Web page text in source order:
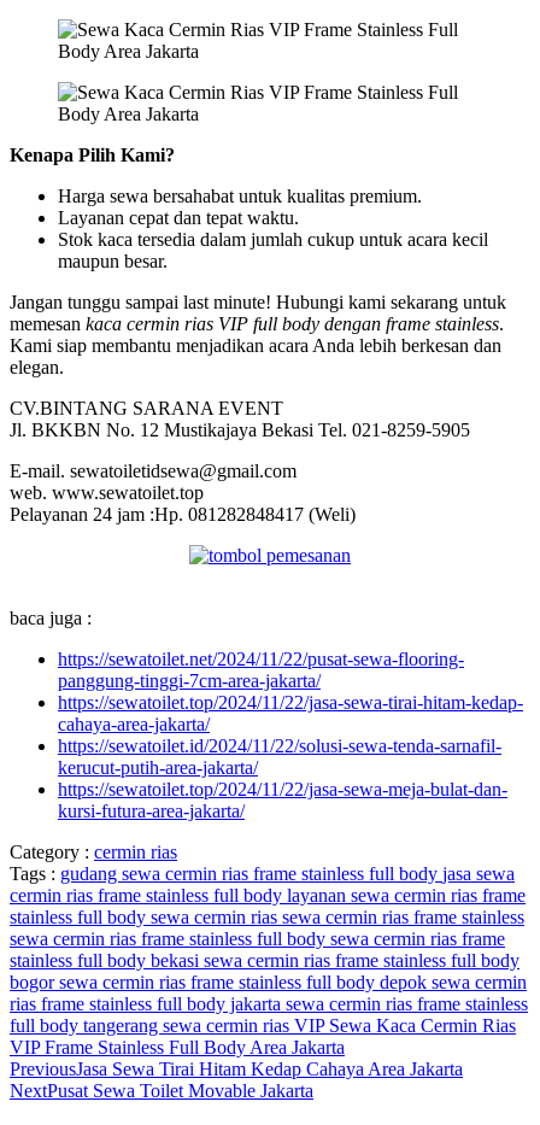
Kenapa Pilih Kami?
Harga sewa bersahabat untuk kualitas premium.
Layanan cepat dan tepat waktu.
Stok kaca tersedia dalam jumlah cukup untuk acara kecil
maupun besar.
Jangan tunggu sampai last minute! Hubungi kami sekarang untuk
memesan kaca cermin rias VIP full body dengan frame stainless.
Kami siap membantu menjadikan acara Anda lebih berkesan dan
elegan.
CV.BINTANG SARANA EVENT
Jl. BKKBN No. 12 Mustikajaya Bekasi Tel. 021-8259-5905
E-mail. sewatoiletidsewa@gmail.com
web. www.sewatoilet.top
Pelayanan 24 jam :Hp. 081282848417 (Weli)
baca juga :
https://sewatoilet.net/2024/11/22/pusat-sewa-flooring-
panggung-tinggi-7cm-area-jakarta/
https://sewatoilet.top/2024/11/22/jasa-sewa-tirai-hitam-kedap-
cahaya-area-jakarta/
https://sewatoilet.id/2024/11/22/solusi-sewa-tenda-sarnafil-
kerucut-putih-area-jakarta/
https://sewatoilet.top/2024/11/22/jasa-sewa-meja-bulat-dan-
kursi-futura-area-jakarta/
Category : cermin rias
Tags : gudang sewa cermin rias frame stainless full body jasa sewa
cermin rias frame stainless full body layanan sewa cermin rias frame
stainless full body sewa cermin rias sewa cermin rias frame stainless
sewa cermin rias frame stainless full body sewa cermin rias frame
stainless full body bekasi sewa cermin rias frame stainless full body
bogorsewa cermin rias frame stainless full body depok sewa cermin
rias frame stainless full body jakarta sewa cermin rias frame stainless
full body tangerang sewa cermin rias VIP Sewa Kaca Cermin Rias
VIP Frame Stainless Full Body Area Jakarta
PreviousJasa Sewa Tirai Hitam Kedap Cahaya Area Jakarta
NextPusat Sewa Toilet Movable Jakarta